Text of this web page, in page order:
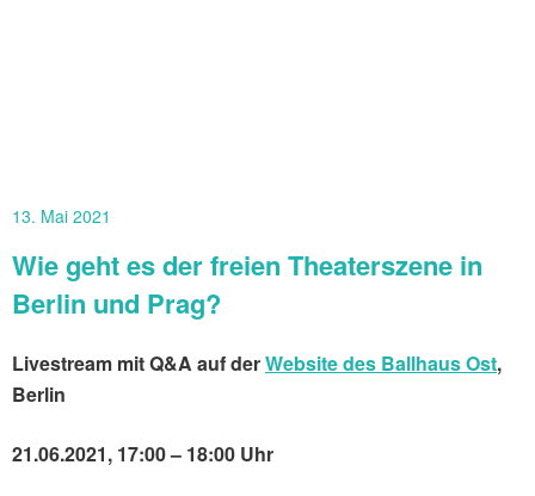
13. Mai 2021
Wie geht es der freien Theaterszene in
Berlin und Prag?
Livestream mit Q&A auf derWebsite des Ballhaus Ost,
Berlin
21.06.2021, 17:00 – 18:00 Uhr